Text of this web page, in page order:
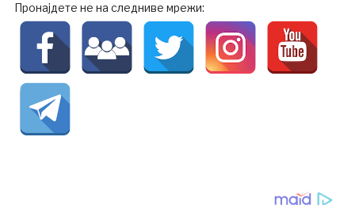
Пронајдете не на следниве мрежи: